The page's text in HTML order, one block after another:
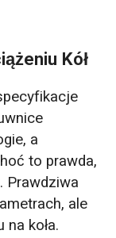
skutków Kół
a
to prawda,
Prawdziwa
ale
koła.